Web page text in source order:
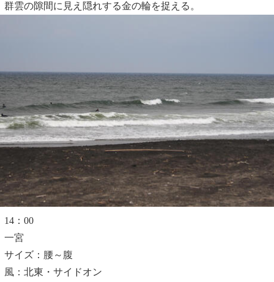
群雲の隙間に見え隠れする金の輪を捉える。
14：00
一宮
サイズ：腰～腹
風：北東・サイドオン